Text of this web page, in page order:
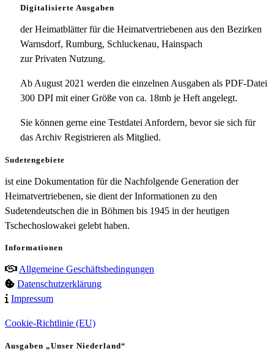
Digitalisierte Ausgaben
der Heimatblätter für die Heimatvertriebenen aus den Bezirken
Warnsdorf, Rumburg, Schluckenau, Hainspach
zur Privaten Nutzung.
Ab August 2021 werden die einzelnen Ausgaben als PDF-Datei
300 DPI mit einer Größe von ca. 18mb je Heft angelegt.
Sie können gerne eine Testdatei Anfordern, bevor sie sich für
das Archiv Registrieren als Mitglied.
Sudetengebiete
ist eine Dokumentation für die Nachfolgende Generation der
Heimatvertriebenen, sie dient der Informationen zu den
Sudetendeutschen die in Böhmen bis 1945 in der heutigen
Tschechoslowakei gelebt haben.
Informationen
Allgemeine Geschäftsbedingungen
Datenschutzerklärung
Impressum
Cookie-Richtlinie (EU)
Ausgaben „Unser Niederland“